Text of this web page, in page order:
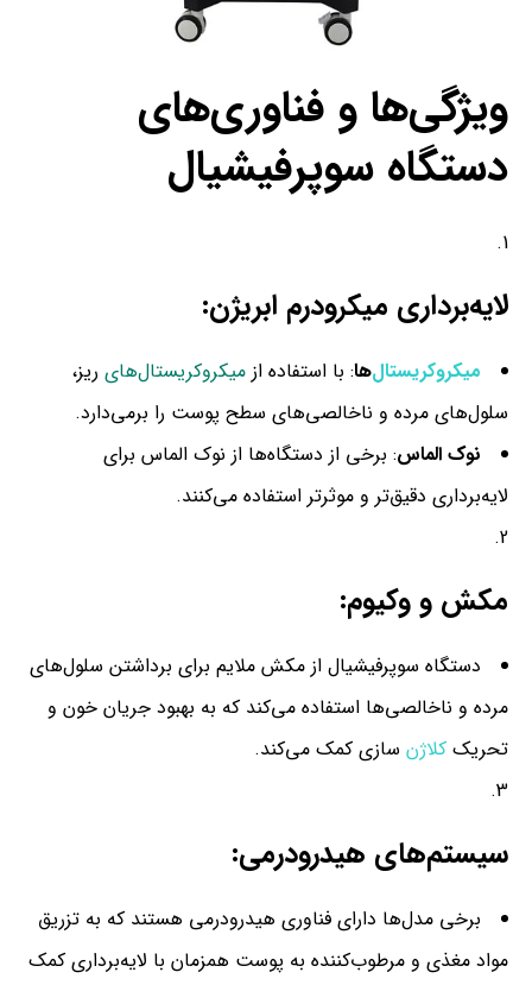
ویژگی‌ها و فناوری‌های
دستگاه سوپرفیشیال
لایه‌برداری میکرودرم ابریژن:
میکروکریستال‌ها: با استفاده از میکروکریستال‌های ریز،
سلول‌های مرده و ناخالصی‌های سطح پوست را برمی‌دارد.
نوک الماس: برخی از دستگاه‌ها از نوک الماس برای
لایه‌برداری دقیق‌تر و موثرتر استفاده می‌کنند.
مکش و وکیوم:
دستگاه سوپرفیشیال از مکش ملایم برای برداشتن سلول‌های
مرده و ناخالصی‌ها استفاده می‌کند که به بهبود جریان خون و
تحریک کلاژن سازی کمک می‌کند.
سیستم‌های هیدرودرمی:
برخی مدل‌ها دارای فناوری هیدرودرمی هستند که به تزریق
مواد مغذی و مرطوب‌کننده به پوست همزمان با لایه‌برداری کمک